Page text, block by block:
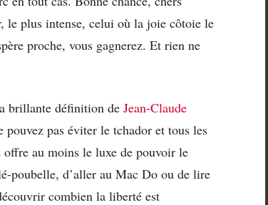
le plus intense, celui où la joie côtoie le
proche, vous gagnerez. Et rien ne
brillante définition de Jean-Claude
pas éviter le tchador et tous les
au moins le luxe de pouvoir le
poubelle, d’aller au Mac Do ou de lire
combien la liberté est